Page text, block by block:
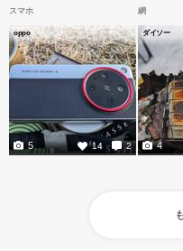
スマホ
oppo
14 2
5
網
ダイソー
4